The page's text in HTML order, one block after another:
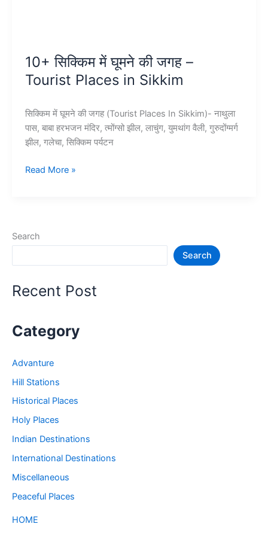
10+ सिक्किम में घूमने की जगह –
Tourist Places in Sikkim
सिक्किम में घूमने की जगह (Tourist Places In Sikkim)- नाथुला
पास, बाबा हरभजन मंदिर, त्मोंग्सो झील, लाचुंग, युमथांग वैली, गुरुदोंग्मर्ग
झील, गलेचा, सिक्किम पर्यटन
10+
जगह
in
Read More »
Search
Search
Recent Post
Category
Advanture
Hill Stations
Historical Places
Holy Places
Indian Destinations
International Destinations
Miscellaneous
Peaceful Places
HOME